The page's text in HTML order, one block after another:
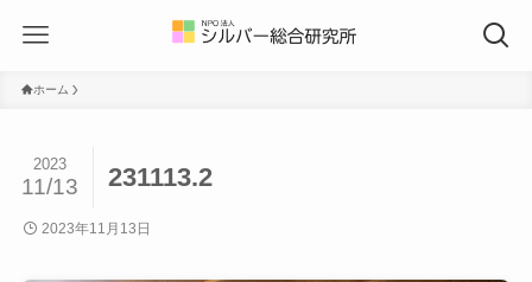
ホーム
231113.2
2023
11/13
2023年11月13日